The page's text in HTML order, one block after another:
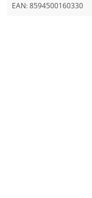
EAN:8594500160330